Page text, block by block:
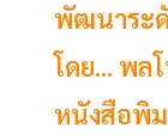
พัฒนาระ
โดย... พล
หนังสือพิ